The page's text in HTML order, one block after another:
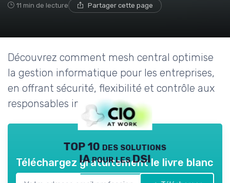
11 min de lecture Partager cette page
Découvrez comment mesh central optimise
la gestion informatique pour les entreprises,
en offrant sécurité, flexibilité et contrôle aux
responsables informatiques.
TOP 10 des solutions
IA pour les DSI
Téléchargez gratuitement le livre blanc